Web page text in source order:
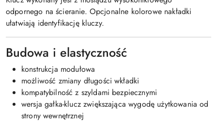
odpornego na ścieranie. Opcjonalne kolorowe nakładki
ułatwiają identyfikację kluczy.
Budowa i elastyczność
konstrukcja modułowa
możliwość zmiany długości wkładki
kompatybilność z szyldami bezpiecznymi
wersja gałka-klucz zwiększająca wygodę użytkowania od
strony wewnętrznej